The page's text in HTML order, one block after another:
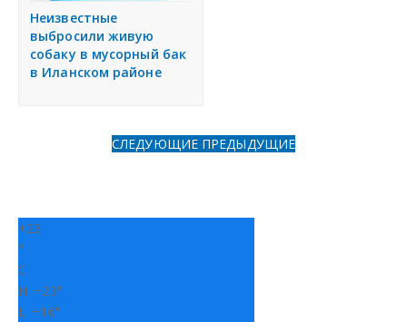
Разместить объявление
Регионы России
Создание сайтов
Неизвестные
выбросили живую
собаку в мусорный бак
в Иланском районе
СЛЕДУЮЩИЕ ПРЕДЫДУЩИЕ
+23
°
C
H: +23°
L: +16°